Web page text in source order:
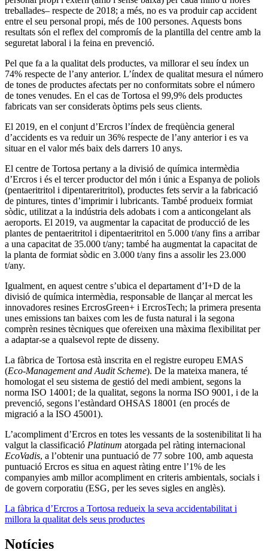
treballades– respecte de 2018; a més, no es va produir cap accident
entre el seu personal propi, més de 100 persones. Aquests bons
resultats són el reflex del compromís de la plantilla del centre amb la
seguretat laboral i la feina en prevenció.
Pel que fa a la qualitat dels productes, va millorar el seu índex un
74% respecte de l’any anterior. L’índex de qualitat mesura el número
de tones de productes afectats per no conformitats sobre el número
de tones venudes. En el cas de Tortosa el 99,9% dels productes
fabricats van ser considerats òptims pels seus clients.
El 2019, en el conjunt d’Ercros l’índex de freqüència general
d’accidents es va reduir un 36% respecte de l’any anterior i es va
situar en el valor més baix dels darrers 10 anys.
El centre de Tortosa pertany a la divisió de química intermèdia
d’Ercros i és el tercer productor del món i únic a Espanya de poliols
(pentaeritritol i dipentareritritol), productes fets servir a la fabricació
de pintures, tintes d’imprimir i lubricants. També produeix formiat
sòdic, utilitzat a la indústria dels adobats i com a anticongelant als
aeroports. El 2019, va augmentar la capacitat de producció de les
plantes de pentaeritritol i dipentaeritritol en 5.000 t/any fins a arribar
a una capacitat de 35.000 t/any; també ha augmentat la capacitat de
la planta de formiat sòdic en 3.000 t/any fins a assolir les 23.000
t/any.
Igualment, en aquest centre s’ubica el departament d’I+D de la
divisió de química intermèdia, responsable de llançar al mercat les
innovadores resines ErcrosGreen+ i ErcrosTech; la primera presenta
unes emissions tan baixes com les de fusta natural i la segona
comprèn resines tècniques que ofereixen una màxima flexibilitat per
a adaptar-se a qualsevol repte de disseny.
La fàbrica de Tortosa està inscrita en el registre europeu EMAS
(Eco-Management and Audit Scheme). De la mateixa manera, té
homologat el seu sistema de gestió del medi ambient, segons la
norma ISO 14001; de la qualitat, segons la norma ISO 9001, i de la
prevenció, segons l’estàndard OHSAS 18001 (en procés de
migració a la ISO 45001).
L’acompliment d’Ercros en totes les vessants de la sostenibilitat li ha
valgut la classificació Platinum atorgada pel ràting internacional
EcoVadis, a l’obtenir una puntuació de 77 sobre 100, amb aquesta
puntuació Ercros es situa en aquest ràting entre l’1% de les
companyies amb millor acompliment en criteris ambientals, socials i
de govern corporatiu (ESG, per les seves sigles en anglès).
La fàbrica d’Ercros a Tortosa redueix la seva accidentabilitat i
millora la qualitat dels seus productes
Notícies